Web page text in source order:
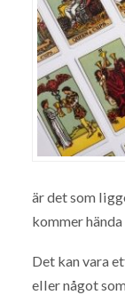
är det som
kommer hända
Det kan vara
eller något